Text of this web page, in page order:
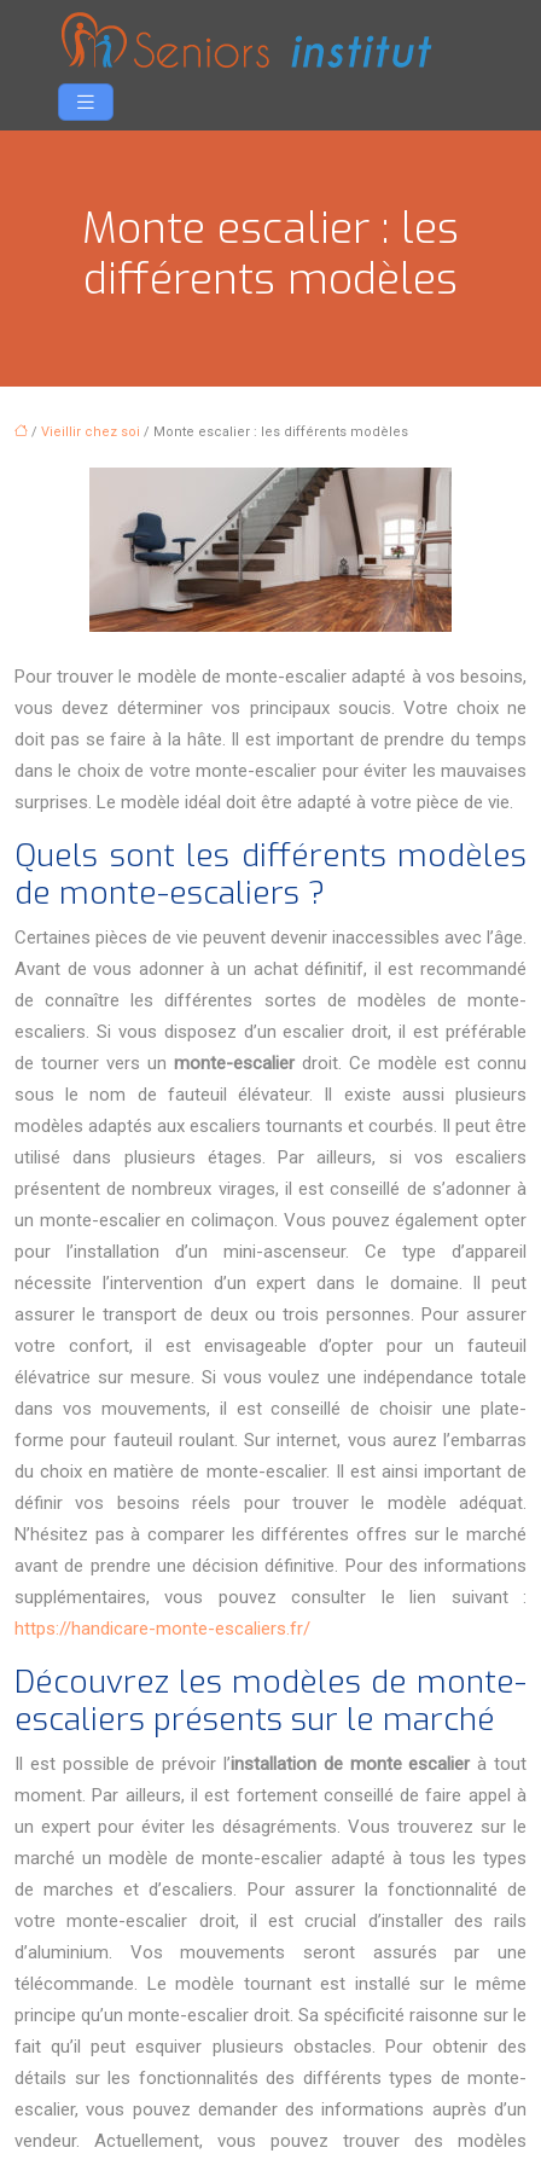
Monte escalier : les
différents modèles
/ Vieillir chez soi / Monte escalier : les différents modèles
Pour trouver le modèle de monte-escalier adapté à vos besoins,
vous devez déterminer vos principaux soucis. Votre choix ne
doit pas se faire à la hâte. Il est important de prendre du temps
dans le choix de votre monte-escalier pour éviter les mauvaises
surprises. Le modèle idéal doit être adapté à votre pièce de vie.
Quels sont les différents modèles
de monte-escaliers ?
Certaines pièces de vie peuvent devenir inaccessibles avec l’âge.
Avant de vous adonner à un achat définitif, il est recommandé
de connaître les différentes sortes de modèles de monte-
escaliers. Si vous disposez d’un escalier droit, il est préférable
de tourner vers un monte-escalierdroit. Ce modèle est connu
sous le nom de fauteuil élévateur. Il existe aussi plusieurs
modèles adaptés aux escaliers tournants et courbés. Il peut être
utilisé dans plusieurs étages. Par ailleurs, si vos escaliers
présentent de nombreux virages, il est conseillé de s’adonner à
un monte-escalier en colimaçon. Vous pouvez également opter
pour l’installation d’un mini-ascenseur. Ce type d’appareil
nécessite l’intervention d’un expert dans le domaine. Il peut
assurer le transport de deux ou trois personnes. Pour assurer
votre confort, il est envisageable d’opter pour un fauteuil
élévatrice sur mesure. Si vous voulez une indépendance totale
dans vos mouvements, il est conseillé de choisir une plate-
forme pour fauteuil roulant. Sur internet, vous aurez l’embarras
du choix en matière de monte-escalier. Il est ainsi important de
définir vos besoins réels pour trouver le modèle adéquat.
N’hésitez pas à comparer les différentes offres sur le marché
avant de prendre une décision définitive. Pour des informations
supplémentaires, vous pouvez consulter le lien suivant :
https://handicare-monte-escaliers.fr/
Découvrez les modèles de monte-
escaliers présents sur le marché
Il est possible de prévoir l’installation de monte escalierà tout
moment. Par ailleurs, il est fortement conseillé de faire appel à
un expert pour éviter les désagréments. Vous trouverez sur le
marché un modèle de monte-escalier adapté à tous les types
de marches et d’escaliers. Pour assurer la fonctionnalité de
votre monte-escalier droit, il est crucial d’installer des rails
d’aluminium. Vos mouvements seront assurés par une
télécommande. Le modèle tournant est installé sur le même
principe qu’un monte-escalier droit. Sa spécificité raisonne sur le
fait qu’il peut esquiver plusieurs obstacles. Pour obtenir des
détails sur les fonctionnalités des différents types de monte-
escalier, vous pouvez demander des informations auprès d’un
vendeur. Actuellement, vous pouvez trouver des modèles